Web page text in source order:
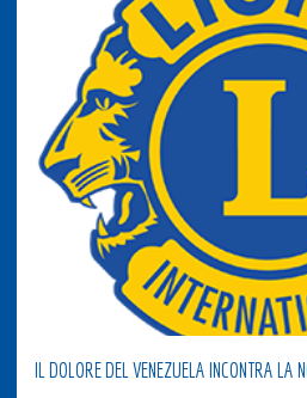
IL DOLORE DEL VENEZUELA INCONTRA LA